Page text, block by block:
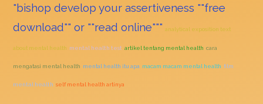
"bishop develop your assertiveness ""free
download"" or ""read online""" analytical exposition text
about mental health mental health test artikel tentang mental health cara
mengatasi mental health mental health itu apa macam macam mental health film
mental health self mental health artinya